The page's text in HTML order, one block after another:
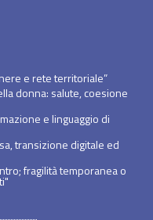
e rete territoriale”
donna: salute, coesione
e linguaggio di
transizione digitale ed
fragilità temporanea o